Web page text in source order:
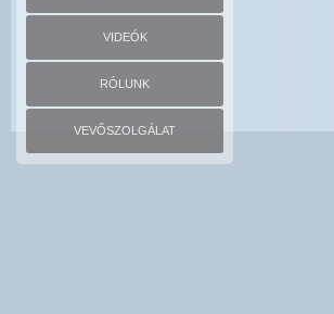
VIDEÓK
RÓLUNK
VEVŐSZOLGÁLAT